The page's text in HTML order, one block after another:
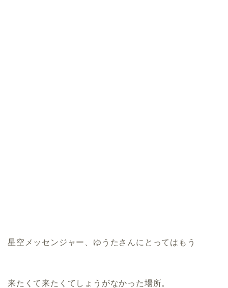
星空メッセンジャー、ゆうたさんにとってはもう
来たくて来たくてしょうがなかった場所。